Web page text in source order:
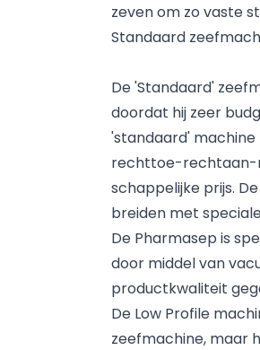
zeven om zo vaste
Standaard
De 'Standaard'
doordat hij zeer
'standaard' machine
rechttoe-rechtaan-
schappelijke prijs.
breiden met
De Pharmasep is
door middel van
productkwaliteit
De Low Profile
zeefmachine, maar